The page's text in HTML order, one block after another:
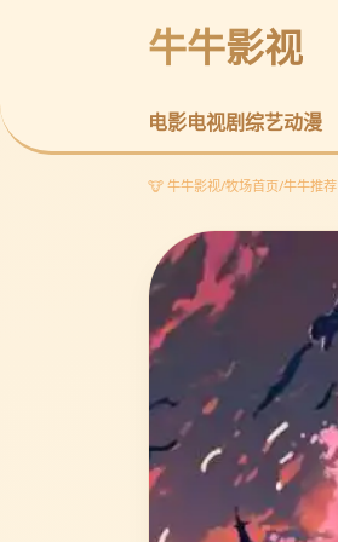
牛牛影视
电影电视剧综艺动漫
🐮 牛牛影视/牧场首页/牛牛推荐